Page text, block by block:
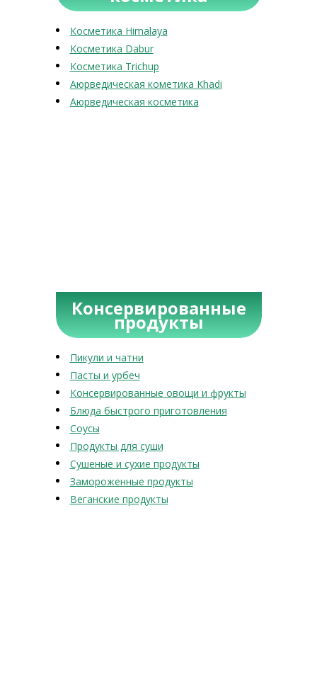
Косметика Himalaya
Косметика Dabur
Косметика Trichup
Аюрведическая кометика Khadi
Аюрведическая косметика
Консервированные
продукты
Пикули и чатни
Пасты и урбеч
Консервированные овощи и фрукты
Блюда быстрого приготовления
Соусы
Продукты для суши
Сушеные и сухие продукты
Замороженные продукты
Веганские продукты